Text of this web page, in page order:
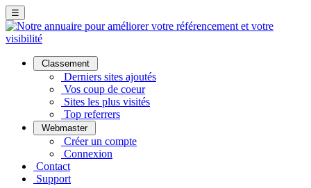
☰
Classement
Derniers sites ajoutés
Vos coup de coeur
Sites les plus visités
Top referrers
Webmaster
Créer un compte
Connexion
Contact
Support